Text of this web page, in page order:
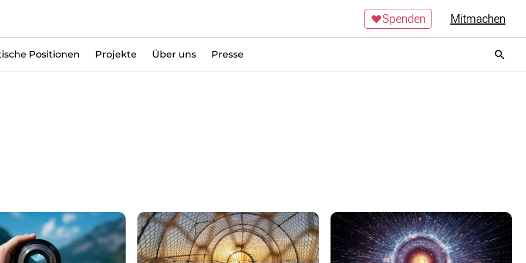
Spenden Mitmachen
Positionen Projekte Über uns Presse